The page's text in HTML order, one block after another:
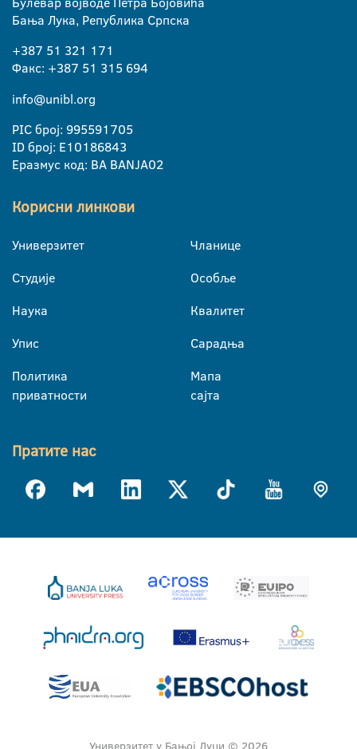
Бања Лука, Република Српска
+387 51 321 171
Факс: +387 51 315 694
info@unibl.org
PIC број: 995591705
ID број: E10186843
Еразмус код: BA BANJA02
Корисни линкови
Универзитет
Студије
Наука
Упис
Политика
приватности
Чланице
Особље
Квалитет
Сарадња
Мапа
сајта
Пратите нас